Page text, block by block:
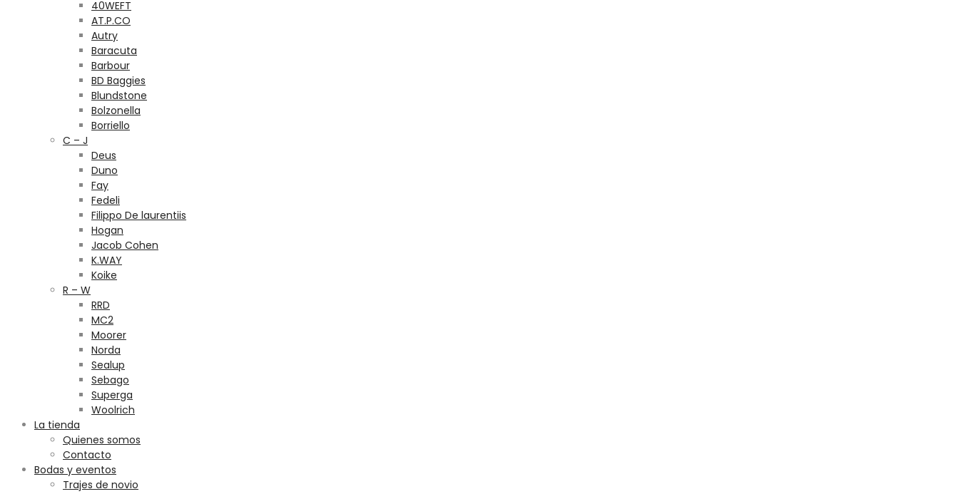
40WEFT
AT.P.CO
Autry
Baracuta
Barbour
BD Baggies
Blundstone
Bolzonella
Borriello
C – J
Deus
Duno
Fay
Fedeli
Filippo De laurentiis
Hogan
Jacob Cohen
K.WAY
Koike
R – W
RRD
MC2
Moorer
Norda
Sealup
Sebago
Superga
Woolrich
La tienda
Quienes somos
Contacto
Bodas y eventos
Trajes de novio